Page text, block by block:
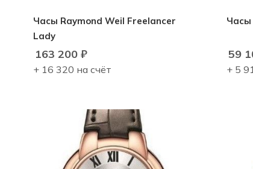
Часы Raymond Weil Freelancer
Lady
163 200 ₽
+ 16 320 на счёт
Часы
59
+ 5